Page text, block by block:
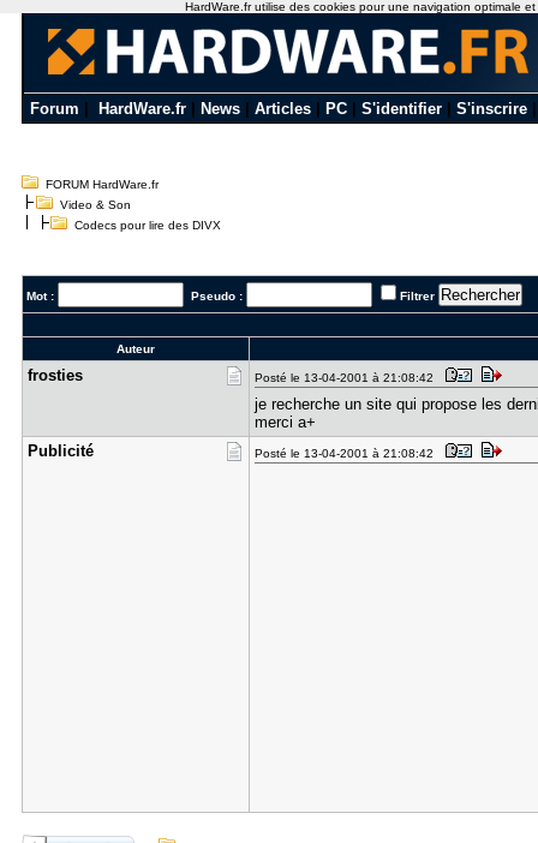
Forum HardWare.fr News Articles PC S'identifier S'inscrire
FORUM HardWare.fr
Video & Son
Codecs pour lire des DIVX
Mot : Pseudo : Filtrer
Auteur
frosties Posté le 13-04-2001 à 21:08:42
je recherche un site qui propose les
merci a+
Publicité
Posté le 13-04-2001 à 21:08:42
HardWare.fr utilise des cookies pour une navigation optimale